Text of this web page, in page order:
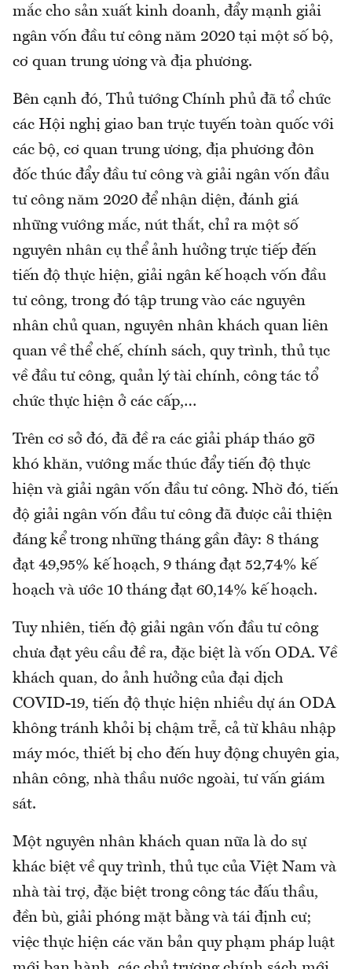
mắc cho sản xuất kinh doanh, đẩy mạnh giải
ngân vốn đầu tư công năm 2020 tại một số bộ,
cơ quan trung ương và địa phương.
Bên cạnh đó, Thủ tướng Chính phủ đã tổ chức
các Hội nghị giao ban trực tuyến toàn quốc với
các bộ, cơ quan trung ương, địa phương đôn
đốc thúc đẩy đầu tư công và giải ngân vốn đầu
tư công năm 2020 để nhận diện, đánh giá
những vướng mắc, nút thắt, chỉ ra một số
nguyên nhân cụ thể ảnh hưởng trực tiếp đến
tiến độ thực hiện, giải ngân kế hoạch vốn đầu
tư công, trong đó tập trung vào các nguyên
nhân chủ quan, nguyên nhân khách quan liên
quan về thể chế, chính sách, quy trình, thủ tục
về đầu tư công, quản lý tài chính, công tác tổ
chức thực hiện ở các cấp,…
Trên cơ sở đó, đã đề ra các giải pháp tháo gỡ
khó khăn, vướng mắc thúc đẩy tiến độ thực
hiện và giải ngân vốn đầu tư công. Nhờ đó, tiến
độ giải ngân vốn đầu tư công đã được cải thiện
đáng kể trong những tháng gần đây: 8 tháng
đạt 49,95% kế hoạch, 9 tháng đạt 52,74% kế
hoạch và ước 10 tháng đạt 60,14% kế hoạch.
Tuy nhiên, tiến độ giải ngân vốn đầu tư công
chưa đạt yêu cầu đề ra, đặc biệt là vốn ODA. Về
khách quan, do ảnh hưởng của đại dịch
COVID-19, tiến độ thực hiện nhiều dự án ODA
không tránh khỏi bị chậm trễ, cả từ khâu nhập
máy móc, thiết bị cho đến huy động chuyên gia,
nhân công, nhà thầu nước ngoài, tư vấn giám
sát.
Một nguyên nhân khách quan nữa là do sự
khác biệt về quy trình, thủ tục của Việt Nam và
nhà tài trợ, đặc biệt trong công tác đấu thầu,
đền bù, giải phóng mặt bằng và tái định cư;
việc thực hiện các văn bản quy phạm pháp luật